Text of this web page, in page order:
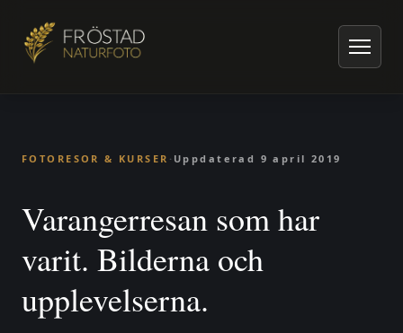
Artiklar om naturfoto
Fotoresor & kurser
Varangerresan som har varit. Bilderna och upplevelserna.
FOTORESOR & KURSER · Uppdaterad 9 april 2019
Varangerresan som har
varit. Bilderna och
upplevelserna.